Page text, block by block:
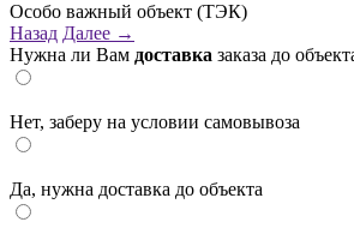
Особо важный объект (ТЭК)
Назад Далее →
Нужна ли Вам доставка заказа до
Нет, заберу на условии самовывоза
Да, нужна доставка до объекта